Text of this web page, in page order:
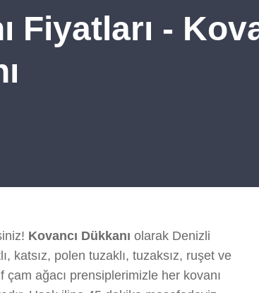
Fiyatları -
Kovancı Dükkanı olarak Denizli
katsız, polen tuzaklı, tuzaksız, ruşet ve
çam ağacı prensiplerimizle her kovanı